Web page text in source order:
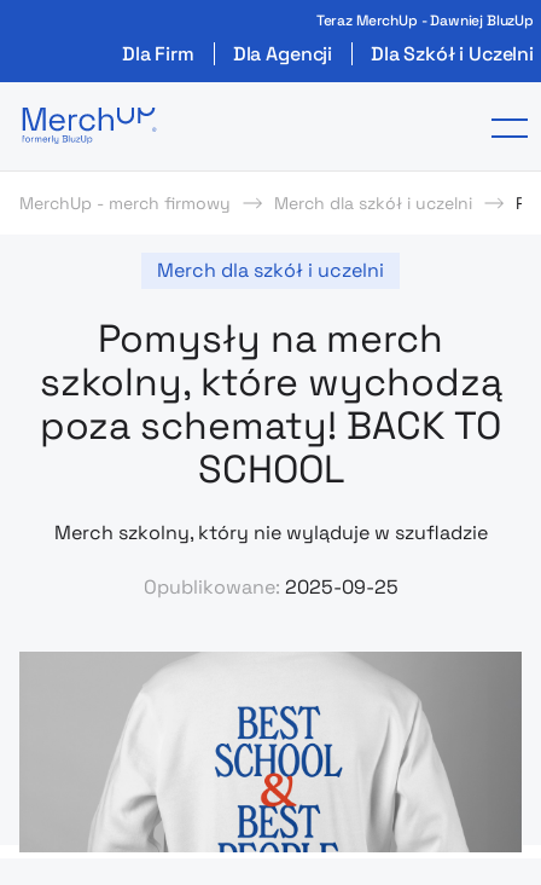
Teraz MerchUp - Dawniej BluzUp
Dla Firm Dla Agencji Dla Szkół i Uczelni
Odzież reklamowa z nadrukiem i gadżety
MerchUp - merch firmowy Merch dla szkół i uczelni
Merch dla szkół i uczelni
Pomysły na merch
szkolny, które wychodzą
poza schematy! BACK TO
SCHOOL
Merch szkolny, który nie wyląduje w szufladzie
Opublikowane: 2025-09-25